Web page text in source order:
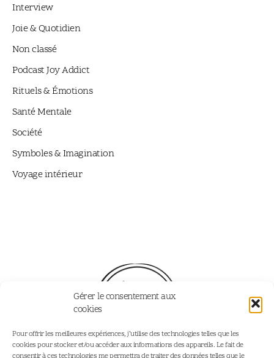
Gérer le consentement aux
cookies
Pour offrir les meilleures expériences, j’utilise des technologies telles que les
cookies pour stocker et/ou accéder aux informations des appareils. Le fait de
Interview
Joie & Quotidien
Non classé
Podcast Joy Addict
Rituels & Émotions
Santé Mentale
Société
Symboles & Imagination
Voyage intérieur